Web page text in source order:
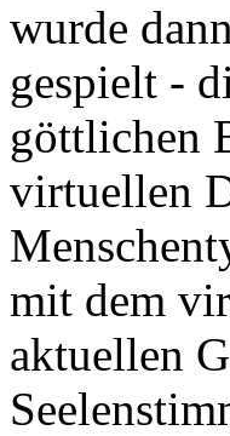
wurde
gespielt -
göttlichen
virtuellen
mit dem
aktuellen